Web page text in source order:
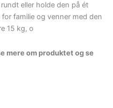
eller holde den på ét
familie og venner med den
15 kg, o
mere om produktet og se